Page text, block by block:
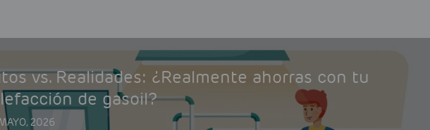
vs. Realidades: ¿Realmente ahorras con tu
de gasoil?
2026